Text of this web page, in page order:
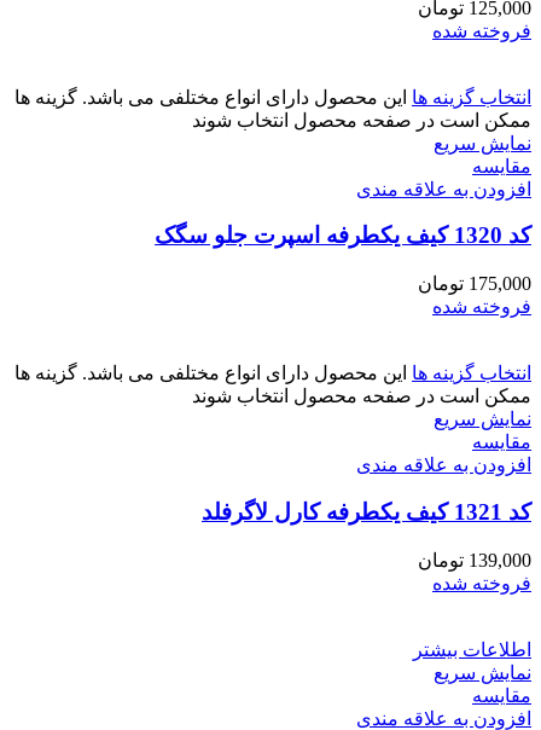
125,000 تومان
فروخته شده
انتخاب گزینه ها این محصول دارای انواع مختلفی می باشد. گزینه ها
ممکن است در صفحه محصول انتخاب شوند
نمایش سریع
مقايسه
افزودن به علاقه مندی
کد 1320 کیف یکطرفه اسپرت جلو سگک
175,000 تومان
فروخته شده
انتخاب گزینه ها این محصول دارای انواع مختلفی می باشد. گزینه ها
ممکن است در صفحه محصول انتخاب شوند
نمایش سریع
مقايسه
افزودن به علاقه مندی
کد 1321 کیف یکطرفه کارل لاگرفلد
139,000 تومان
فروخته شده
اطلاعات بیشتر
نمایش سریع
مقايسه
افزودن به علاقه مندی